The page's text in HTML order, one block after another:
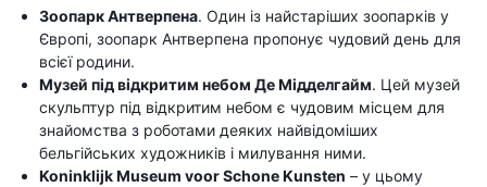
Зоопарк Антверпена. Один із найстаріших зоопарків у
Європі, зоопарк Антверпена пропонує чудовий день для
всієї родини.
Музей під відкритим небом Де Мідделгайм. Цей музей
скульптур під відкритим небом є чудовим місцем для
знайомства з роботами деяких найвідоміших
бельгійських художників і милування ними.
Koninklijk Museum voor Schone Kunsten – у цьому